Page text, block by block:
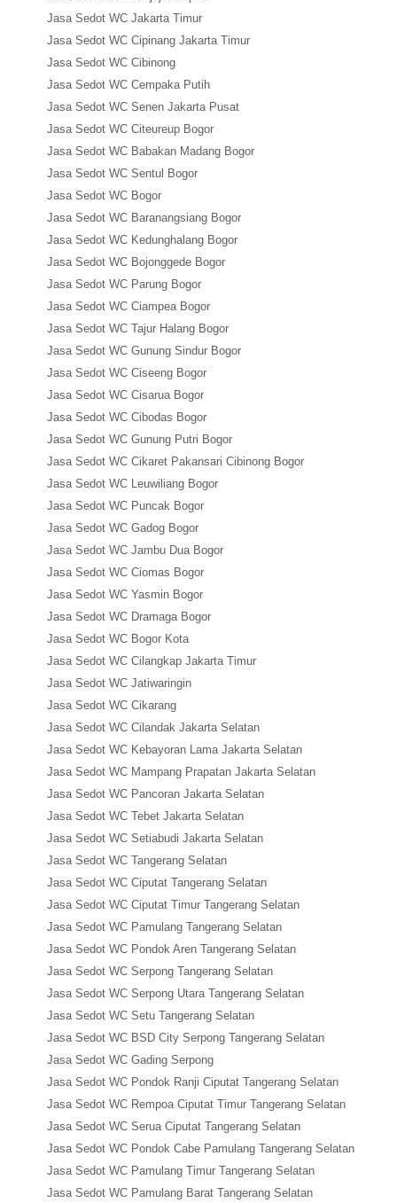
Jasa Sedot WC Jakarta Timur
Jasa Sedot WC Cipinang Jakarta Timur
Jasa Sedot WC Cibinong
Jasa Sedot WC Cempaka Putih
Jasa Sedot WC Senen Jakarta Pusat
Jasa Sedot WC Citeureup Bogor
Jasa Sedot WC Babakan Madang Bogor
Jasa Sedot WC Sentul Bogor
Jasa Sedot WC Bogor
Jasa Sedot WC Baranangsiang Bogor
Jasa Sedot WC Kedunghalang Bogor
Jasa Sedot WC Bojonggede Bogor
Jasa Sedot WC Parung Bogor
Jasa Sedot WC Ciampea Bogor
Jasa Sedot WC Tajur Halang Bogor
Jasa Sedot WC Gunung Sindur Bogor
Jasa Sedot WC Ciseeng Bogor
Jasa Sedot WC Cisarua Bogor
Jasa Sedot WC Cibodas Bogor
Jasa Sedot WC Gunung Putri Bogor
Jasa Sedot WC Cikaret Pakansari Cibinong Bogor
Jasa Sedot WC Leuwiliang Bogor
Jasa Sedot WC Puncak Bogor
Jasa Sedot WC Gadog Bogor
Jasa Sedot WC Jambu Dua Bogor
Jasa Sedot WC Ciomas Bogor
Jasa Sedot WC Yasmin Bogor
Jasa Sedot WC Dramaga Bogor
Jasa Sedot WC Bogor Kota
Jasa Sedot WC Cilangkap Jakarta Timur
Jasa Sedot WC Jatiwaringin
Jasa Sedot WC Cikarang
Jasa Sedot WC Cilandak Jakarta Selatan
Jasa Sedot WC Kebayoran Lama Jakarta Selatan
Jasa Sedot WC Mampang Prapatan Jakarta Selatan
Jasa Sedot WC Pancoran Jakarta Selatan
Jasa Sedot WC Tebet Jakarta Selatan
Jasa Sedot WC Setiabudi Jakarta Selatan
Jasa Sedot WC Tangerang Selatan
Jasa Sedot WC Ciputat Tangerang Selatan
Jasa Sedot WC Ciputat Timur Tangerang Selatan
Jasa Sedot WC Pamulang Tangerang Selatan
Jasa Sedot WC Pondok Aren Tangerang Selatan
Jasa Sedot WC Serpong Tangerang Selatan
Jasa Sedot WC Serpong Utara Tangerang Selatan
Jasa Sedot WC Setu Tangerang Selatan
Jasa Sedot WC BSD City Serpong Tangerang Selatan
Jasa Sedot WC Gading Serpong
Jasa Sedot WC Pondok Ranji Ciputat Tangerang Selatan
Jasa Sedot WC Rempoa Ciputat Timur Tangerang Selatan
Jasa Sedot WC Serua Ciputat Tangerang Selatan
Jasa Sedot WC Pondok Cabe Pamulang Tangerang Selatan
Jasa Sedot WC Pamulang Timur Tangerang Selatan
Jasa Sedot WC Pamulang Barat Tangerang Selatan